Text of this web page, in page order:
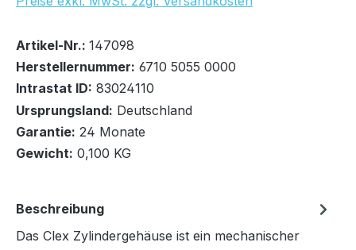
Bestand:0x
Nicht Lagernd
In den Warenkorb
Artikel-Nr.: 147098
Herstellernummer: 6710 5055 0000
Intrastat ID: 83024110
Ursprungsland: Deutschland
Garantie: 24 Monate
Gewicht: 0,100 KG
Beschreibung
Das Clex Zylindergehäuse ist ein mechanischer